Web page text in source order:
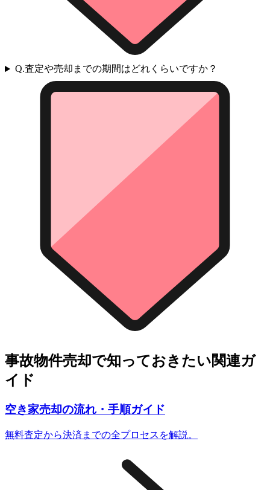
Q.査定や売却までの期間はどれくらいですか？
事故物件売却で知っておきたい関連ガ
イド
空き家売却の流れ・手順ガイド
無料査定から決済までの全プロセスを解説。